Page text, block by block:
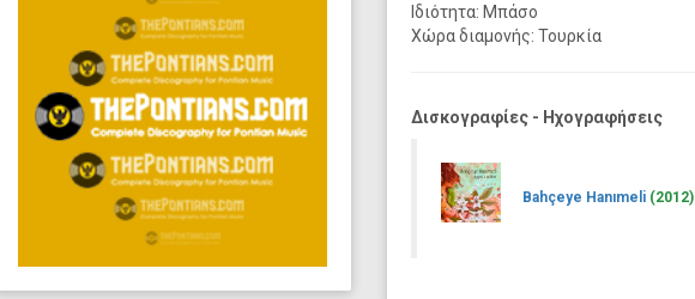
Ιδιότητα: Μπάσο
Χώρα διαμονής: Τουρκία
Δισκογραφίες - Ηχογραφήσεις
Bahçeye Hanımeli (2012)